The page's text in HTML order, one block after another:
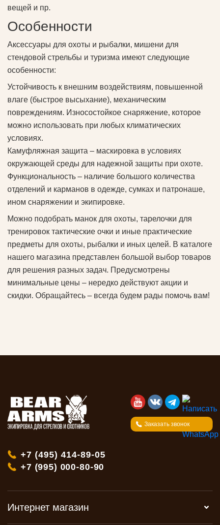
вещей и пр.
Особенности
Аксессуары для охоты и рыбалки, мишени для
стендовой стрельбы и туризма имеют следующие
особенности:
Устойчивость к внешним воздействиям, повышенной
влаге (быстрое высыхание), механическим
повреждениям. Износостойкое снаряжение, которое
можно использовать при любых климатических
условиях.
Камуфляжная защита – маскировка в условиях
окружающей среды для надежной защиты при охоте.
Функциональность – наличие большого количества
отделений и карманов в одежде, сумках и патронаше,
ином снаряжении и экипировке.
Можно подобрать манок для охоты, тарелочки для
тренировок тактические очки и иные практические
предметы для охоты, рыбалки и иных целей. В каталоге
нашего магазина представлен большой выбор товаров
для решения разных задач. Предусмотрены
минимальные цены – нередко действуют акции и
скидки. Обращайтесь – всегда будем рады помочь вам!
Заказать звонок
+7 (495) 414-89-05
+7 (995) 000-80-90
Интернет магазин